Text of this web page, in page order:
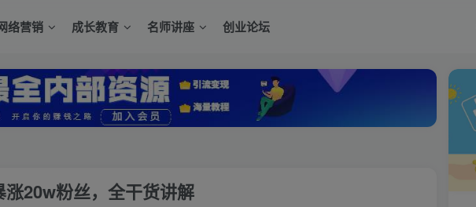
络营销 成长教育 名师讲座 创业论坛
20w粉丝，全干货讲解